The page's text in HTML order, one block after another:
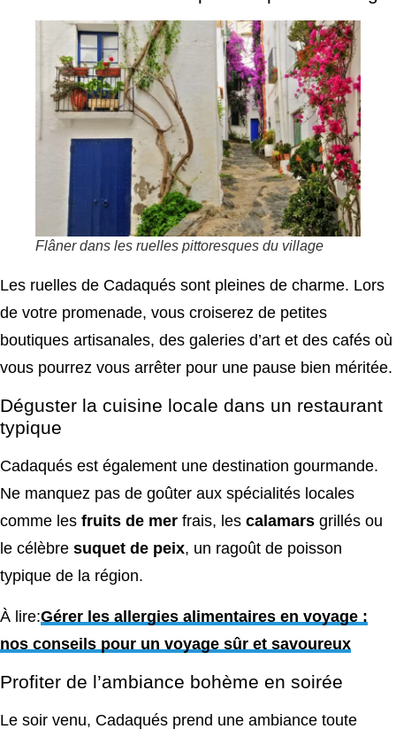
Flâner dans les ruelles pittoresques du village
Les ruelles de Cadaqués sont pleines de charme. Lors
de votre promenade, vous croiserez de petites
boutiques artisanales, des galeries d’art et des cafés où
vous pourrez vous arrêter pour une pause bien méritée.
Déguster la cuisine locale dans un restaurant
typique
Cadaqués est également une destination gourmande.
Ne manquez pas de goûter aux spécialités locales
comme les fruits de mer frais, les calamars grillés ou
le célèbre suquet de peix, un ragoût de poisson
typique de la région.
À lire:Gérer les allergies alimentaires en voyage :
nos conseils pour un voyage sûr et savoureux
Profiter de l’ambiance bohème en soirée
Le soir venu, Cadaqués prend une ambiance toute